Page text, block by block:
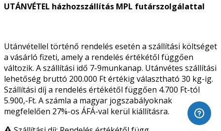
UTÁNVÉTEL házhozszállítás MPL futárszolgálattal
Utánvétellel történő rendelés esetén a szállítási költséget
a vásárló fizeti, amely a rendelés értékétől függően
változik. A szállítási idő 7-9munkanap. Utánvétes szállítási
lehetőség bruttó 200.000 Ft értékig választható 30 kg-ig.
Szállítási díj a rendelés értékétől függően 4.700 Ft-tól
5.900,-Ft. A számla a magyar jogszabályoknak
megfelelően 27%-os ÁFÁ-val kerül kiállításra.